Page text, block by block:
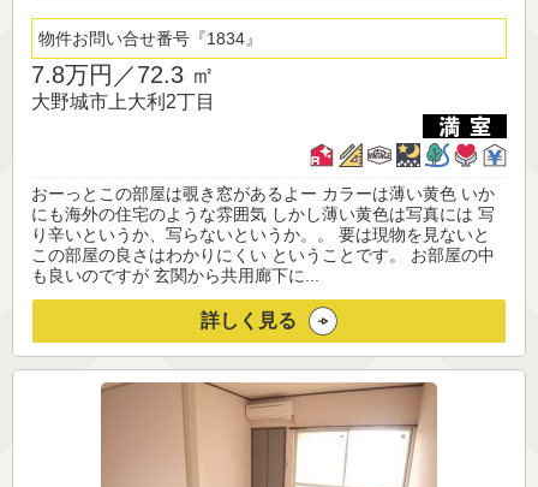
物件お問い合せ番号 1834
7.8万円／72.3 ㎡
大野城市上大利2丁目
おーっとこの部屋は覗き窓があるよー カラーは薄い黄色 いか
にも海外の住宅のような雰囲気 しかし薄い黄色は写真には 写
り辛いというか、写らないというか。。 要は現物を見ないと
この部屋の良さはわかりにくい ということです。 お部屋の中
も良いのですが 玄関から共用廊下に...
詳しく見る